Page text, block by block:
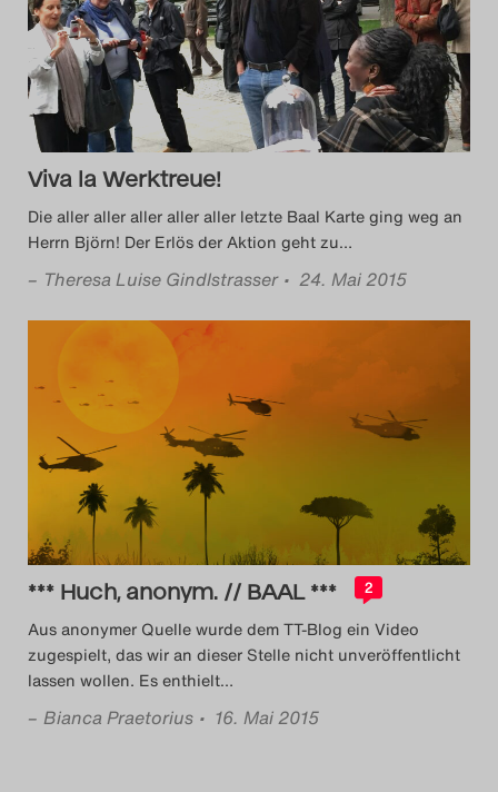
Das Theatertreffen-Blog
2014
Das Theatertreffen-Blog
2015
Das Theatertreffen-Blog
2016
Das Theatertreffen-Blog
2017
Das Theatertreffen-Blog
2018
Das Theatertreffen-Blog
2018 Alumni
Das Theatertreffen-Blog
2019
Das Theatertreffen-Blog
Viva la Werktreue!
Die aller aller aller aller aller letzte Baal Karte ging weg an
Herrn Björn! Der Erlös der Aktion geht zu…
– Theresa Luise Gindlstrasser • 24. Mai 2015
*** Huch, anonym. // BAAL *** 2
Aus anonymer Quelle wurde dem TT-Blog ein Video
zugespielt, das wir an dieser Stelle nicht unveröffentlicht
lassen wollen. Es enthielt…
– Bianca Praetorius • 16. Mai 2015